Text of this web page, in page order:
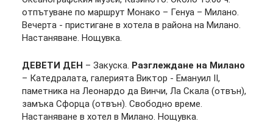
отпътуване по маршрут Монако – Генуа – Милано.
Вечерта - пристигане в хотела в района на Милано.
Настаняване. Нощувка.
ДЕВЕТИ ДЕН – Закуска. Разглеждане на Милано
– Катедралата, галерията Виктор - Емануил II,
паметника на Леонардо да Винчи, Ла Скала (отвън),
замъка Сфорца (отвън). Свободно време.
Настаняване в хотел в Милано. Нощувка.